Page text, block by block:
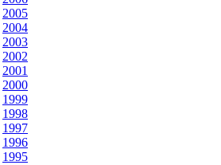
2005
2004
2003
2002
2001
2000
1999
1998
1997
1996
1995